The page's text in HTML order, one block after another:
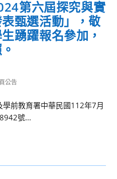
第六屆探究與實
甄選活動」，敬
踴躍報名參加，
公告
前教育署中華民國112年7月
號...